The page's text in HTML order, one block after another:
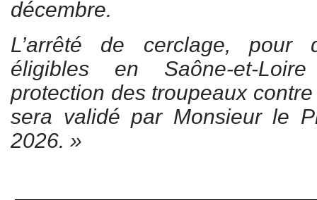
décembre.
L’arrêté de cerclage, pour
éligibles en Saône-et-
protection des troupeaux
sera validé par Monsieur le
2026. »